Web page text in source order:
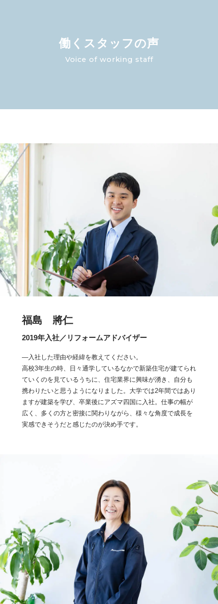
働くスタッフの声
Voice of working staff
福島 將仁
2019年入社／リフォームアドバイザー
―入社した理由や経緯を教えてください。
高校3年生の時、日々通学しているなかで新築住宅が建てられ
ていくのを見ているうちに、住宅業界に興味が湧き、自分も
携わりたいと思うようになりました。大学では2年間ではあり
ますが建築を学び、卒業後にアズマ四国に入社。仕事の幅が
広く、多くの方と密接に関わりながら、様々な角度で成長を
実感できそうだと感じたのが決め手です。